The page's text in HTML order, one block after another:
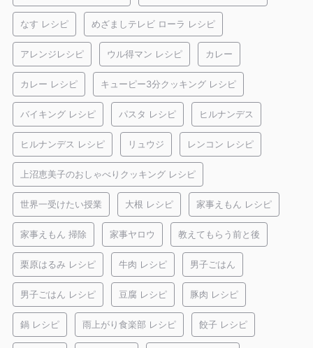
なす レシピ めざましテレビ ローラ レシピ
アレンジレシピ ウル得マン レシピ カレー
カレー レシピ キューピー3分クッキング レシピ
バイキング レシピ パスタ レシピ ヒルナンデス
ヒルナンデス レシピ リュウジ レンコン レシピ
上沼恵美子のおしゃべりクッキング レシピ
世界一受けたい授業 大根 レシピ 家事えもん レシピ
家事えもん 掃除 家事ヤロウ 教えてもらう前と後
栗原はるみ レシピ 牛肉 レシピ 男子ごはん
男子ごはん レシピ 豆腐 レシピ 豚肉 レシピ
鍋 レシピ 雨上がり食楽部 レシピ 餃子 レシピ